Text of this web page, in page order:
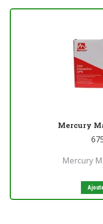
Mercury
Mercury